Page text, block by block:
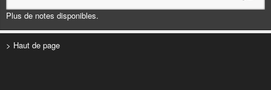
Plus de notes disponibles.
> Haut de page